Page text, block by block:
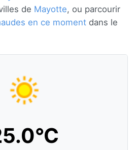
de Mayotte, ou parcourir
en ce moment dans le